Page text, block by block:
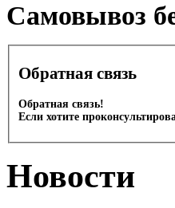
Cамовывоз
Обратная связь
Обратная связь!
Если хотите
Новости